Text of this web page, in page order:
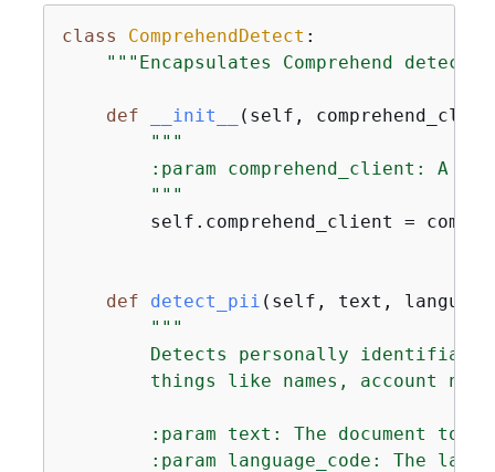
class ComprehendDetect :
"""Encapsulates Comprehend
def __init__ ( self,
"""
:param comprehend_client: A
        """
self.comprehend_client =
def detect_pii ( self, text,
"""
Detects personally
things like names, account
:param text: The document to
:param language_code: The